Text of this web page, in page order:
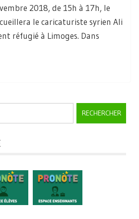
2018, de 15h à 17h, le
le caricaturiste syrien Ali
réfugié à Limoges. Dans